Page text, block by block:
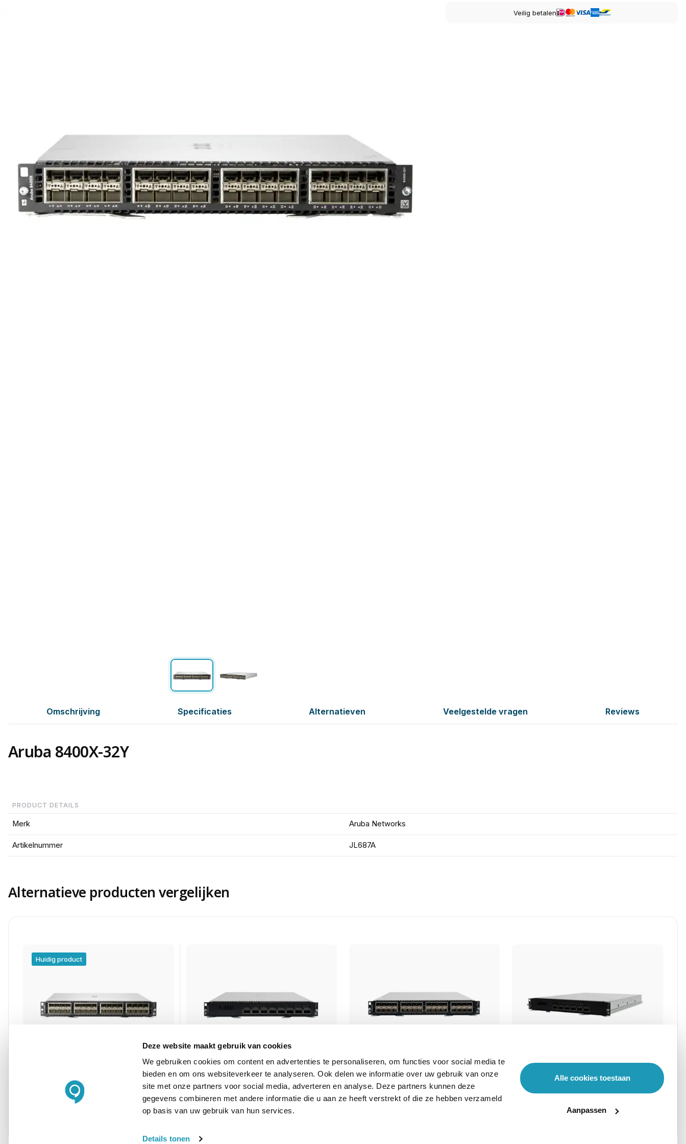
Deze website maakt gebruik van cookies
We gebruiken cookies om content en advertenties te personaliseren, om functies voor social media te
bieden en om ons websiteverkeer te analyseren. Ook delen we informatie over uw gebruik van onze
site met onze partners voor social media, adverteren en analyse. Deze partners kunnen deze
gegevens combineren met andere informatie die u aan ze heeft verstrekt of die ze hebben verzameld
op basis van uw gebruik van hun services.
Details tonen
Alle cookies toestaan
Aanpassen
Veilig betalen
Omschrijving Specificaties Alternatieven Veelgestelde vragen Reviews
Aruba 8400X-32Y
PRODUCT DETAILS
Merk Aruba Networks
Artikelnummer JL687A
Alternatieve producten vergelijken
Huidig product
Aruba 8400X-32Y
32-poorts 1/10/25G Module
Aruba 8400X 8p 40G QSFP+
Advanced Module
Aruba 8400X 32p 10G SFP/SFP+
MACsec Advanced Module
Aruba 8400X 6p 40G/100G QSFP28
Advanced Module